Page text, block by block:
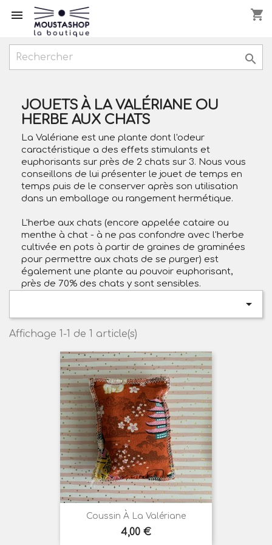
 shopping_cart

JOUETS À LA VALÉRIANE OU
HERBE AUX CHATS
La Valériane est une plante dont l'odeur
caractéristique a des effets stimulants et
euphorisants sur près de 2 chats sur 3. Nous vous
conseillons de lui présenter le jouet de temps en
temps puis de le conserver après son utilisation
dans un emballage ou rangement hermétique.
L'herbe aux chats (encore appelée cataire ou
menthe à chat - à ne pas confondre avec l'herbe
cultivée en pots à partir de graines de graminées
pour permettre aux chats de se purger) est
également une plante au pouvoir euphorisant,
près de 70% des chats y sont sensibles.

Affichage 1-1 de 1 article(s)
Coussin À La Valériane
Prix
4,00 €